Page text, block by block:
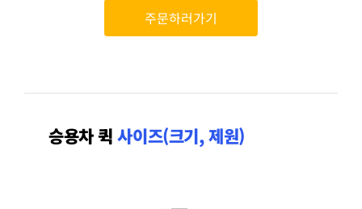
주문하러가기
승용차 퀵사이즈(크기, 제원)